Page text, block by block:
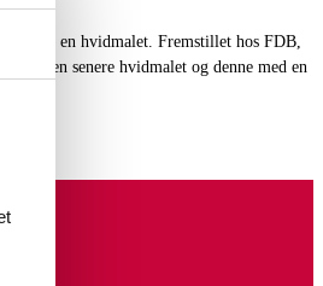
og en hvidmalet. Fremstillet hos FDB,
en senere hvidmalet og denne med en